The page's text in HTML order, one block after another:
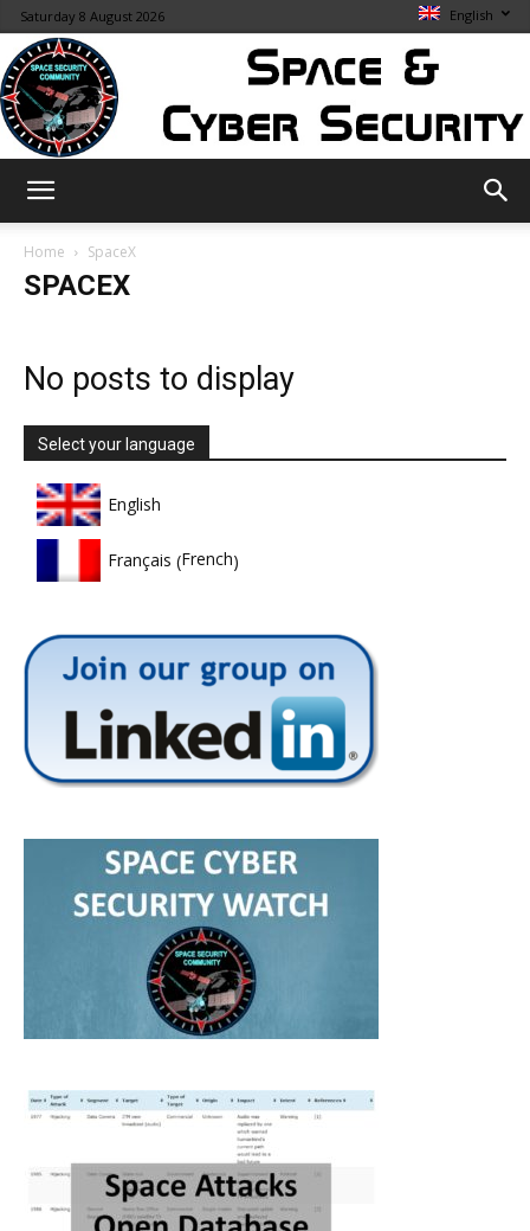
Saturday 8 August 2026 English
Home SpaceX
SPACEX
No posts to display
Select your language
English
Français (French)